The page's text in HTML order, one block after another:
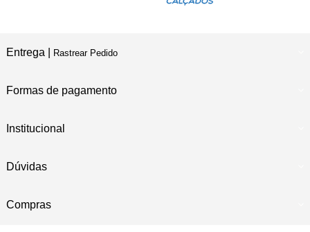
Entrega | Rastrear Pedido
Formas de pagamento
Institucional
Dúvidas
Compras